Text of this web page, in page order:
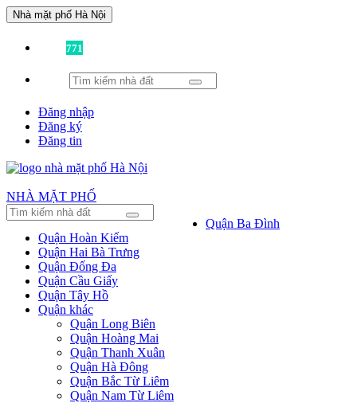
Nhà mặt phố Hà Nội
771
Đăng nhập
Đăng ký
Đăng tin
NHÀ MẶT PHỐ
Quận Ba Đình
Quận Hoàn Kiếm
Quận Hai Bà Trưng
Quận Đống Đa
Quận Cầu Giấy
Quận Tây Hồ
Quận khác
Quận Long Biên
Quận Hoàng Mai
Quận Thanh Xuân
Quận Hà Đông
Quận Bắc Từ Liêm
Quận Nam Từ Liêm